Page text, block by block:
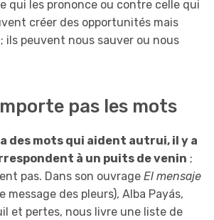
qui les prononce ou contre celle qui
créer des opportunités mais
ils peuvent nous sauver ou nous
pas les mots
des mots qui aident autrui, il y a
à un puits de venin ;
pas. Dans son ouvrage El mensaje
message des pleurs), Alba Payás,
et pertes, nous livre une liste de